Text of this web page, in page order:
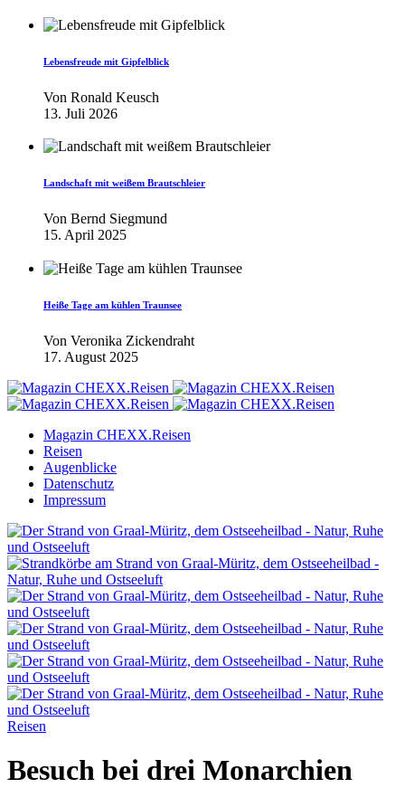
Lebensfreude mit Gipfelblick
Von Ronald Keusch
13. Juli 2026
Landschaft mit weißem Brautschleier
Von Bernd Siegmund
15. April 2025
Heiße Tage am kühlen Traunsee
Von Veronika Zickendraht
17. August 2025
Magazin CHEXX.Reisen
Reisen
Augenblicke
Datenschutz
Impressum
Reisen
Besuch bei drei Monarchien